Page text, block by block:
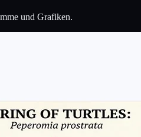
und Grafiken.